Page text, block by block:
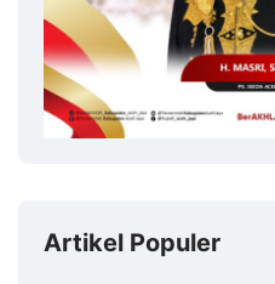
Artikel Populer